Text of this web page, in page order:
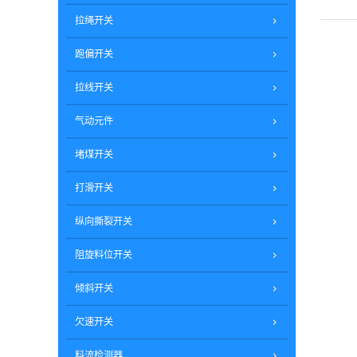
拉绳开关
跑偏开关
拉线开关
气动元件
堵煤开关
打滑开关
纵向撕裂开关
阻旋料位开关
倾斜开关
欠速开关